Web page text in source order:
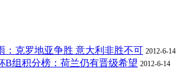
：克罗地亚争胜 意大利非胜不可 2012-6-14
B组积分榜：荷兰仍有晋级希望 2012-6-14